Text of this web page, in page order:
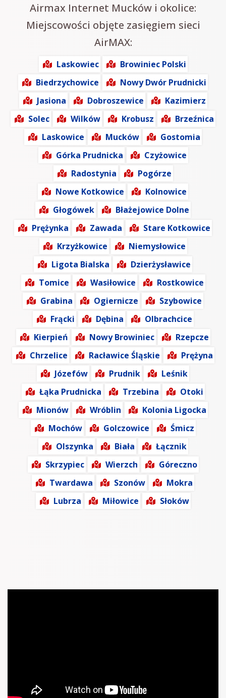
Airmax Internet Mucków i okolice:
Miejscowości objęte zasięgiem sieci
AirMAX:
Laskowiec
Browiniec Polski
Biedrzychowice
Nowy Dwór Prudnicki
Jasiona
Dobroszewice
Kazimierz
Solec
Wilków Krobusz
Brzeźnica
Laskowice
Mucków
Gostomia
Górka Prudnicka
Czyżowice
Radostynia
Pogórze
Nowe Kotkowice
Kolnowice
Głogówek
Błażejowice Dolne
Prężynka
Zawada
Stare Kotkowice
Krzyżkowice
Niemysłowice
Ligota Bialska
Dzierżysławice
Tomice
Wasiłowice
Rostkowice
Grabina
Ogiernicze
Szybowice
Frącki
Dębina
Olbrachcice
Kierpień
Nowy Browiniec
Rzepcze
Chrzelice
Racławice Śląskie
Prężyna
Józefów
Prudnik
Leśnik
Łąka Prudnicka
Trzebina
Otoki
Mionów
Wróblin
Kolonia Ligocka
Mochów
Golczowice
Śmicz
Olszynka
Biała
Łącznik
Skrzypiec
Wierzch
Góreczno
Twardawa
Szonów
Mokra
Lubrza
Miłowice Słoków